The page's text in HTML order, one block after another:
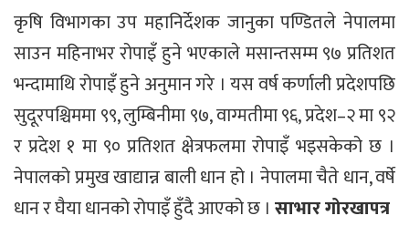
कृषि विभागका उप महानिर्देशक जानुका पण्डितले नेपालमा
साउन महिनाभर रोपाइँ हुने भएकाले मसान्तसम्म ९७ प्रतिशत
भन्दामाथि रोपाइँ हुने अनुमान गरे । यस वर्ष कर्णाली प्रदेशपछि
सुदूरपश्चिममा ९९, लुम्बिनीमा ९७, वाग्मतीमा ९६, प्रदेश–२ मा ९२
र प्रदेश १ मा ९० प्रतिशत क्षेत्रफलमा रोपाइँ भइसकेको छ ।
नेपालको प्रमुख खाद्यान्न बाली धान हो । नेपालमा चैते धान, वर्षे
धान र घैया धानको रोपाइँ हुँदै आएको छ । साभार गोरखापत्र